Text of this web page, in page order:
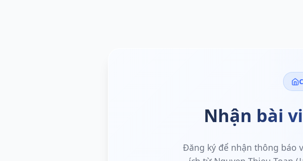
Nhận bài
Đăng ký để nhận thông báo